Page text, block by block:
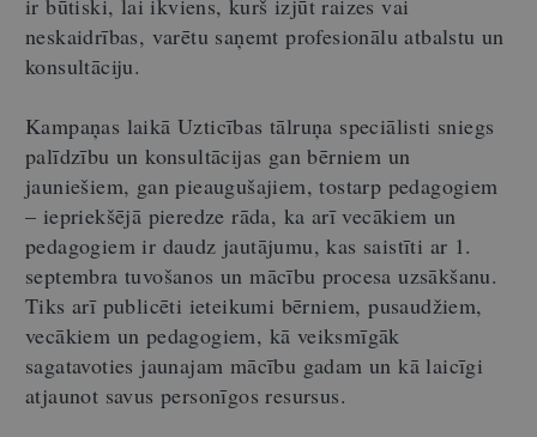
neskaidrības, varētu saņemt profesionālu atbalstu un
konsultāciju.
Kampaņas laikā Uzticības tālruņa speciālisti sniegs
palīdzību un konsultācijas gan bērniem un
jauniešiem, gan pieaugušajiem, tostarp pedagogiem
– iepriekšējā pieredze rāda, ka arī vecākiem un
pedagogiem ir daudz jautājumu, kas saistīti ar 1.
septembra tuvošanos un mācību procesa uzsākšanu.
Tiks arī publicēti ieteikumi bērniem, pusaudžiem,
vecākiem un pedagogiem, kā veiksmīgāk
sagatavoties jaunajam mācību gadam un kā laicīgi
atjaunot savus personīgos resursus.